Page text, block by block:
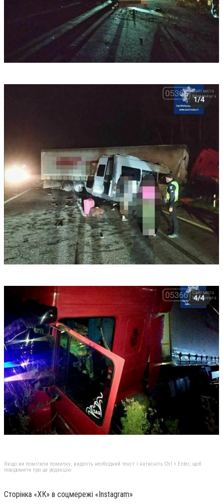
Якщо ви помітили помилку, виділіть необхідний текст і натисніть Ctrl + Enter, щоб
повідомити про це редакцію
Сторінка «ХК» в соцмережі «Instagram»